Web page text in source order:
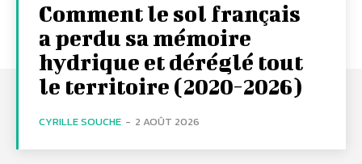
Comment le sol français
a perdu sa mémoire
hydrique et déréglé tout
le territoire (2020-2026)
CYRILLE SOUCHE - 2 AOÛT 2026